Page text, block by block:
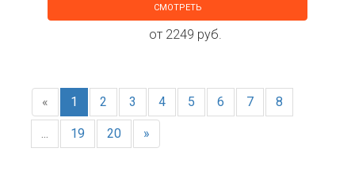
СМОТРЕТЬ
от 2249 руб.
« 1 2 3 4 5 6 7 8
... 19 20 »